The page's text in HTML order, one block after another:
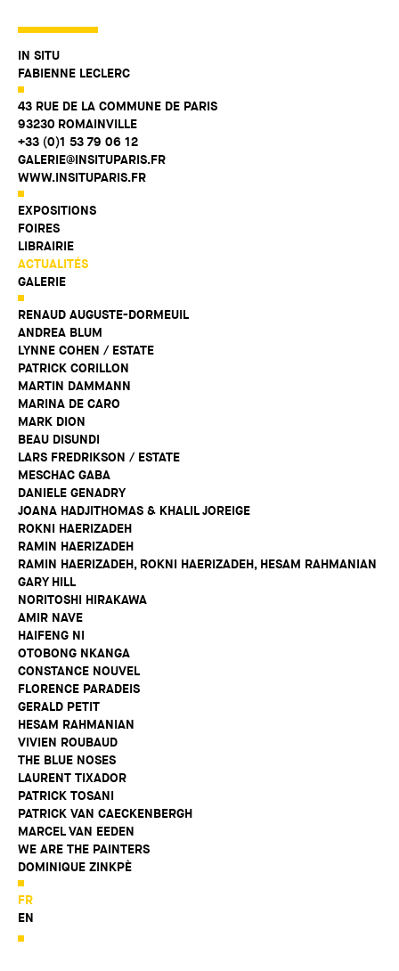
IN SITU
FABIENNE LECLERC
43 RUE DE LA COMMUNE DE PARIS
93230 ROMAINVILLE
+33 (0)1 53 79 06 12
GALERIE@INSITUPARIS.FR
WWW.INSITUPARIS.FR
EXPOSITIONS
FOIRES
LIBRAIRIE
ACTUALITÉS
GALERIE
RENAUD AUGUSTE-DORMEUIL
ANDREA BLUM
LYNNE COHEN / ESTATE
PATRICK CORILLON
MARTIN DAMMANN
MARINA DE CARO
MARK DION
BEAU DISUNDI
LARS FREDRIKSON / ESTATE
MESCHAC GABA
DANIELE GENADRY
JOANA HADJITHOMAS & KHALIL JOREIGE
ROKNI HAERIZADEH
RAMIN HAERIZADEH
RAMIN HAERIZADEH, ROKNI HAERIZADEH, HESAM RAHMANIAN
GARY HILL
NORITOSHI HIRAKAWA
AMIR NAVE
HAIFENG NI
OTOBONG NKANGA
CONSTANCE NOUVEL
FLORENCE PARADEIS
GERALD PETIT
HESAM RAHMANIAN
VIVIEN ROUBAUD
THE BLUE NOSES
LAURENT TIXADOR
PATRICK TOSANI
PATRICK VAN CAECKENBERGH
MARCEL VAN EEDEN
WE ARE THE PAINTERS
DOMINIQUE ZINKPÈ
FR
EN